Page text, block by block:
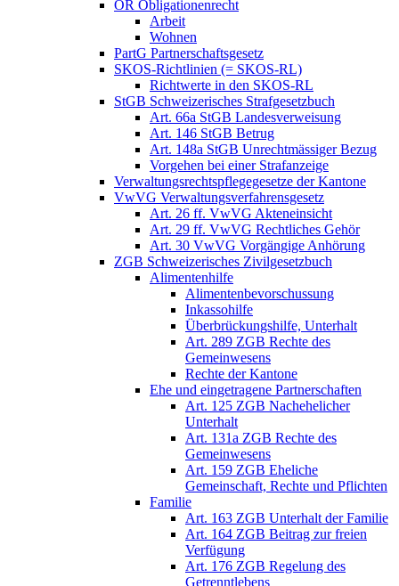
OR Obligationenrecht
Arbeit
Wohnen
PartG Partnerschaftsgesetz
SKOS-Richtlinien (= SKOS-RL)
Richtwerte in den SKOS-RL
StGB Schweizerisches Strafgesetzbuch
Art. 66a StGB Landesverweisung
Art. 146 StGB Betrug
Art. 148a StGB Unrechtmässiger Bezug
Vorgehen bei einer Strafanzeige
Verwaltungsrechtspflegegesetze der Kantone
VwVG Verwaltungsverfahrensgesetz
Art. 26 ff. VwVG Akteneinsicht
Art. 29 ff. VwVG Rechtliches Gehör
Art. 30 VwVG Vorgängige Anhörung
ZGB Schweizerisches Zivilgesetzbuch
Alimentenhilfe
Alimentenbevorschussung
Inkassohilfe
Überbrückungshilfe, Unterhalt
Art. 289 ZGB Rechte des
Gemeinwesens
Rechte der Kantone
Ehe und eingetragene Partnerschaften
Art. 125 ZGB Nachehelicher
Unterhalt
Art. 131a ZGB Rechte des
Gemeinwesens
Art. 159 ZGB Eheliche
Gemeinschaft, Rechte und Pflichten
Familie
Art. 163 ZGB Unterhalt der Familie
Art. 164 ZGB Beitrag zur freien
Verfügung
Art. 176 ZGB Regelung des
Getrenntlebens